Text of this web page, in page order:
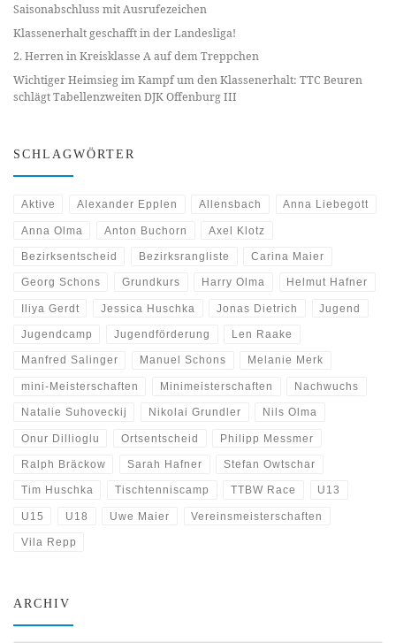
Saisonabschluss mit Ausrufezeichen
Klassenerhalt geschafft in der Landesliga!
2. Herren in Kreisklasse A auf dem Treppchen
Wichtiger Heimsieg im Kampf um den Klassenerhalt: TTC Beuren
schlägt Tabellenzweiten DJK Offenburg III
SCHLAGWÖRTER
Aktive Alexander Epplen Allensbach Anna Liebegott
Anna Olma Anton Buchorn Axel Klotz
Bezirksentscheid Bezirksrangliste Carina Maier
Georg Schons Grundkurs Harry Olma Helmut Hafner
Iliya Gerdt Jessica Huschka Jonas Dietrich Jugend
Jugendcamp Jugendförderung Len Raake
Manfred Salinger Manuel Schons Melanie Merk
mini-Meisterschaften Minimeisterschaften Nachwuchs
Natalie Suhoveckij Nikolai Grundler Nils Olma
Onur Dillioglu Ortsentscheid Philipp Messmer
Ralph Bräckow Sarah Hafner Stefan Owtschar
Tim Huschka Tischtenniscamp TTBW Race U13
U15 U18 Uwe Maier Vereinsmeisterschaften
Vila Repp
ARCHIV